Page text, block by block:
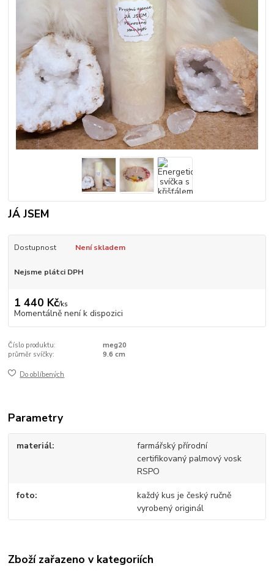
JÁ JSEM
Dostupnost Není skladem
Nejsme plátci DPH
1 440 Kč/ks
Momentálně není k dispozici
Číslo produktu:
meg20
průměr svíčky:
9.6 cm
Do oblíbených
Parametry
materiál
farmářský přírodní
certifikovaný palmový vosk
RSPO
foto
každý kus je český ručně
vyrobený originál
Zboží zařazeno v kategoriích